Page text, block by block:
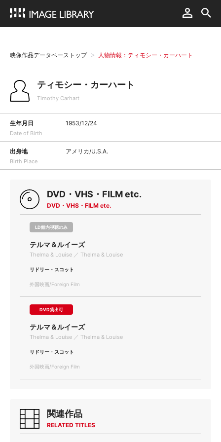
映像作品データベーストップ 人物情報：ティモシー・カーハート
ティモシー・カーハート
Timothy Carhart
生年月日
Date of Birth
1953/12/24
出身地
Birth Place
アメリカ/U.S.A.
DVD・VHS・FILM etc.
DVD・VHS・FILM etc.
LD館内視聴のみ
テルマ＆ルイーズ
Thelma & Louise ／ Thelma & Louise
リドリー・スコット
外国映画/Foreign Film
DVD貸出可
テルマ＆ルイーズ
Thelma & Louise ／ Thelma & Louise
リドリー・スコット
外国映画/Foreign Film
関連作品
RELATED TITLES